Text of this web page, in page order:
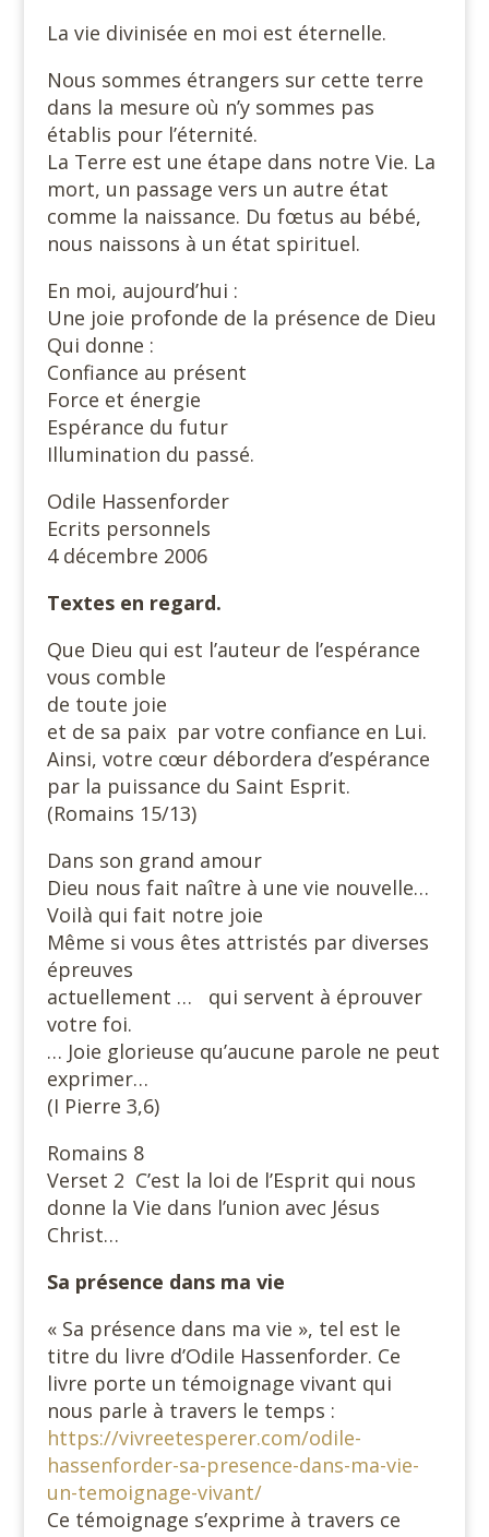
La vie divinisée en moi est éternelle.
Nous sommes étrangers sur cette terre
dans la mesure où n’y sommes pas
établis pour l’éternité.
La Terre est une étape dans notre Vie. La
mort, un passage vers un autre état
comme la naissance. Du fœtus au bébé,
nous naissons à un état spirituel.
En moi, aujourd’hui :
Une joie profonde de la présence de Dieu
Qui donne :
Confiance au présent
Force et énergie
Espérance du futur
Illumination du passé.
Odile Hassenforder
Ecrits personnels
4 décembre 2006
Textes en regard.
Que Dieu qui est l’auteur de l’espérance
vous comble
de toute joie
et de sa paix par votre confiance en Lui.
Ainsi, votre cœur débordera d’espérance
par la puissance du Saint Esprit.
(Romains 15/13)
Dans son grand amour
Dieu nous fait naître à une vie nouvelle…
Voilà qui fait notre joie
Même si vous êtes attristés par diverses
épreuves
actuellement … qui servent à éprouver
votre foi.
… Joie glorieuse qu’aucune parole ne peut
exprimer…
(I Pierre 3,6)
Romains 8
Verset 2 C’est la loi de l’Esprit qui nous
donne la Vie dans l’union avec Jésus
Christ…
Sa présence dans ma vie
« Sa présence dans ma vie », tel est le
titre du livre d’Odile Hassenforder. Ce
livre porte un témoignage vivant qui
nous parle à travers le temps :
https://vivreetesperer.com/odile-
hassenforder-sa-presence-dans-ma-vie-
un-temoignage-vivant/
Ce témoignage s’exprime à travers ce